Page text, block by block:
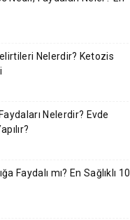
Nelerdir? Ketozis
Nelerdir? Evde
Faydalı mı? En Sağlıklı 10